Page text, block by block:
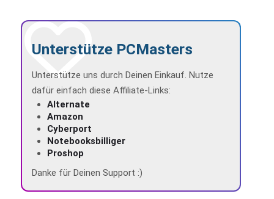
Unterstütze PCMasters
Unterstütze uns durch Deinen Einkauf. Nutze
dafür einfach diese Affiliate-Links:
Alternate
Amazon
Cyberport
Notebooksbilliger
Proshop
Danke für Deinen Support :)